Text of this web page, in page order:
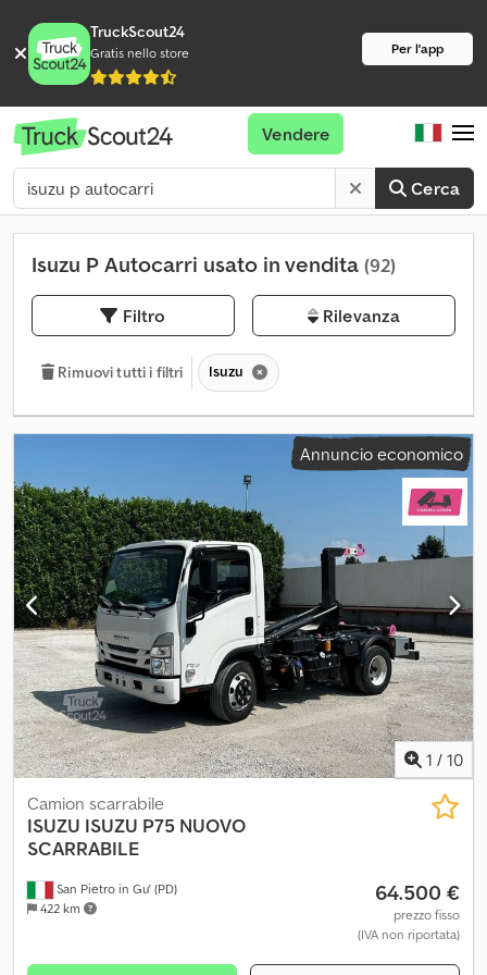
TruckScout24
Gratis nello store Per l'app
Cerca
Vendere
Isuzu P Autocarri usato in vendita (92)
Filtro Rilevanza
Rimuovi tutti i filtri Isuzu
Annuncio economico
1 / 10
San Pietro in Gu' (PD)
422 km
Camion scarrabile
ISUZU ISUZU P75 NUOVO
SCARRABILE
64.500 €
prezzo fisso
(IVA non riportata)